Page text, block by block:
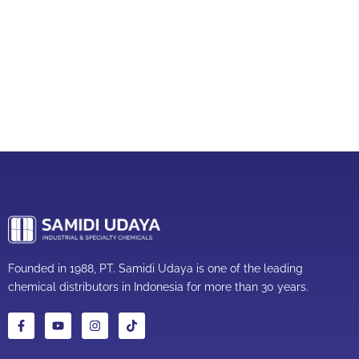
Founded in 1988, PT. Samidi Udaya is one of the leading
chemical distributors in Indonesia for more than 30 years.